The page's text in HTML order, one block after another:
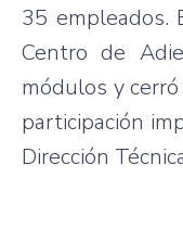
35 empleados.
Centro de
módulos ycerró
participación
Dirección